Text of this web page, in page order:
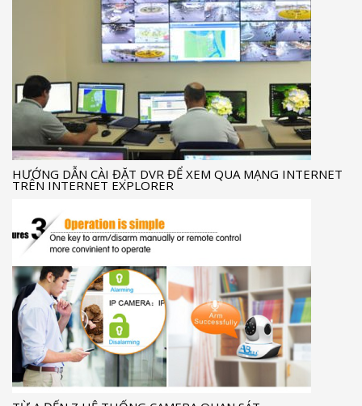
HƯỚNG DẪN CÀI ĐẶT DVR ĐỂ XEM QUA MẠNG INTERNET
TRÊN INTERNET EXPLORER